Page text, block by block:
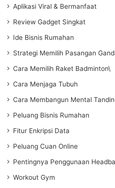
Aplikasi Viral & Bermanfaat
Review Gadget Singkat
Ide Bisnis Rumahan
Strategi Memilih Pasangan
Cara Memilih Raket Badminton\
Cara Menjaga Tubuh
Cara Membangun Mental
Peluang Bisnis Rumahan
Fitur Enkripsi Data
Peluang Cuan Online
Pentingnya Penggunaan
Workout Gym